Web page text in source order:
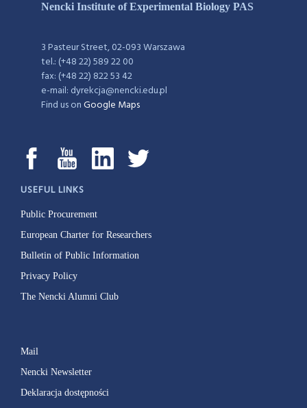
Nencki Institute of Experimental Biology PAS
3 Pasteur Street, 02-093 Warszawa
tel.: (+48 22) 589 22 00
fax: (+48 22) 822 53 42
e-mail: dyrekcja@nencki.edu.pl
Find us onGoogle Maps
USEFUL LINKS
Public Procurement
European Charter for Researchers
Bulletin of Public Information
Privacy Policy
The Nencki Alumni Club
Mail
Nencki Newsletter
Deklaracja dostępności